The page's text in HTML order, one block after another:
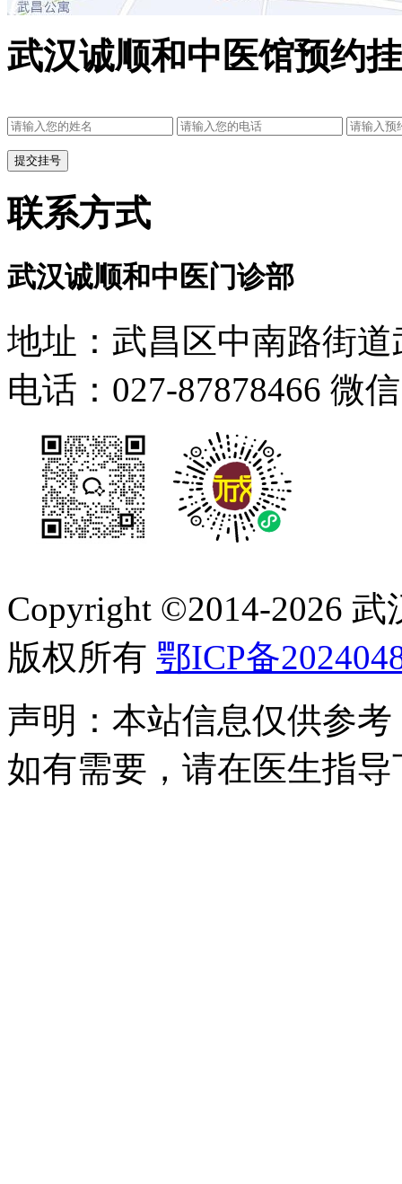
武汉诚顺和中医馆预约
联系方式
武汉诚顺和中医门诊部
地址：武昌区中南路街
电话：027-87878466 微
Copyright ©2014-2026
版权所有 鄂ICP备
声明：本站信息仅供参
如有需要，请在医生指